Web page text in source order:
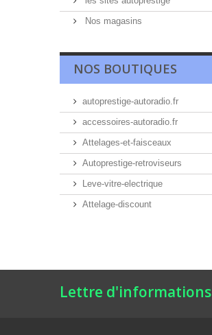
Nos magasins
NOS BOUTIQUES
autoprestige-autoradio.fr
accessoires-autoradio.fr
Attelages-et-faisceaux
Autoprestige-retroviseurs
Leve-vitre-electrique
Attelage-discount
Lettre d'informations